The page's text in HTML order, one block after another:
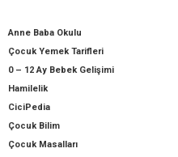
Anne Baba Okulu
Çocuk Yemek Tarifleri
0 – 12 Ay Bebek Gelişimi
Hamilelik
CiciPedia
Çocuk Bilim
Çocuk Masalları